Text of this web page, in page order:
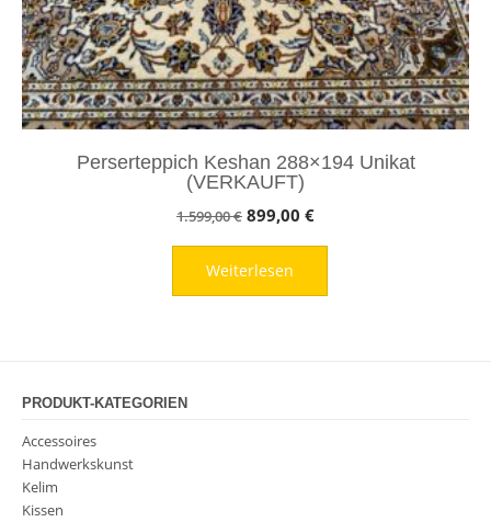
Perserteppich Keshan 288×194 Unikat
(VERKAUFT)
1.599,00€ Ursprünglicher
Preis
war:
1.599,00 €
899,00 €Aktueller
Preis
899,00 €.
Weiterlesen
PRODUKT-KATEGORIEN
Accessoires
Handwerkskunst
Kelim
Kissen